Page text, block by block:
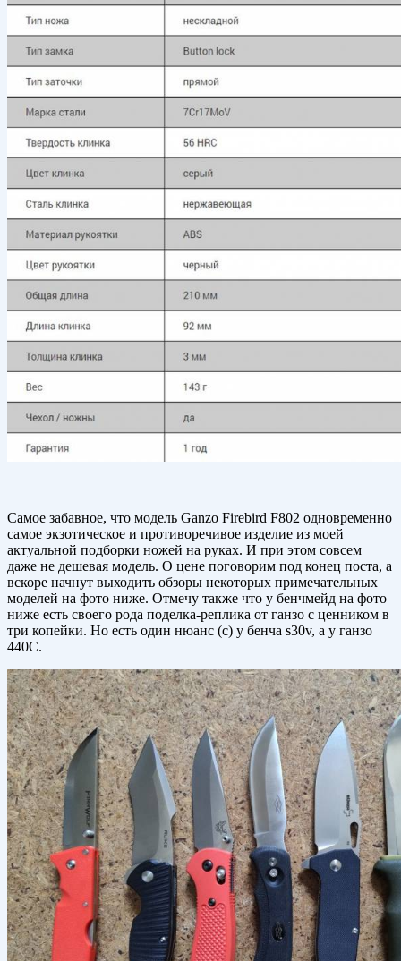
Самое забавное, что модель Ganzo Firebird F802 одновременно
самое экзотическое и противоречивое изделие из моей
актуальной подборки ножей на руках. И при этом совсем
даже не дешевая модель. О цене поговорим под конец поста, а
вскоре начнут выходить обзоры некоторых примечательных
моделей на фото ниже. Отмечу также что у бенчмейд на фото
ниже есть своего рода поделка-реплика от ганзо с ценником в
три копейки. Но есть один нюанс (с) у бенча s30v, а у ганзо
440C.